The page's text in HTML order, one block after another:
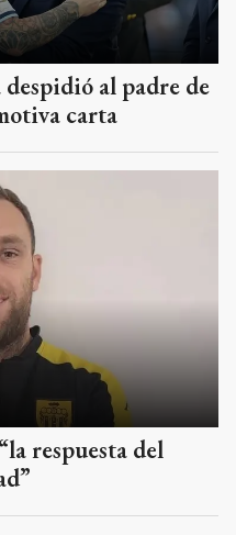
al padre de
carta
respuesta del